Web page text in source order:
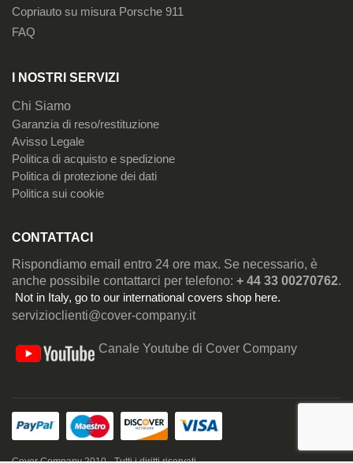
Copriauto su misura Porsche 911
FAQ
I NOSTRI SERVIZI
Chi Siamo
Garanzia di reso/restituzione
Avisso Legale
Politica di acquisto e spedizione
Politica di protezione dei dati
Politica sui cookie
CONTATTACI
Rispondiamo email entro 24 ore max. Se necessario, è
anche possibile contattarci per telefono: + 44 33 00270762.
Not in Italy, go to our international covers shop here.
servizioclienti@cover-company.it
Canale Youtube di Cover Company